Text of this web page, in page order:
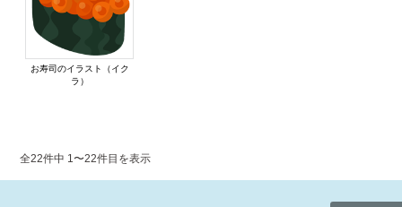
お寿司のイラスト（イク
ラ）
全22件中 1〜22件目を表示